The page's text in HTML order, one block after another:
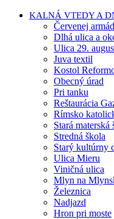
KALNÁ VTEDY A
Červenej
Dlhá ulica a
Ulica 29.
Juva textil
Kostol
Obecný úrad
Pri tanku
Reštaurácia
Rímsko
Stará materská
Stredná škola
Starý kultúrny
Ulica Mieru
Viničná ulica
Mlyn na
Železnica
Nadjazd
Hron pri moste